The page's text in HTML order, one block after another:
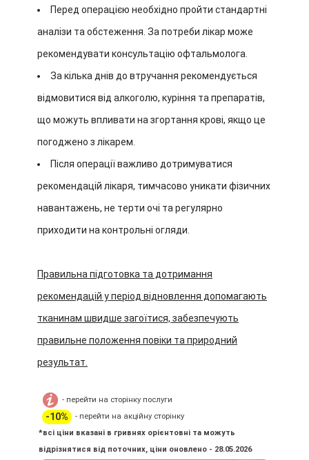
Перед операцією необхідно пройти стандартні
аналізи та обстеження. За потреби лікар може
рекомендувати консультацію офтальмолога.
За кілька днів до втручання рекомендується
відмовитися від алкоголю, куріння та препаратів,
що можуть впливати на згортання крові, якщо це
погоджено з лікарем.
Після операції важливо дотримуватися
рекомендацій лікаря, тимчасово уникати фізичних
навантажень, не терти очі та регулярно
приходити на контрольні огляди.
Правильна підготовка та дотримання
рекомендацій у період відновлення допомагають
тканинам швидше загоїтися, забезпечують
правильне положення повіки та природний
результат.
- перейти на сторінку послуги
-10%
- перейти на акційну сторінку
*всі ціни вказані в гривнях орієнтовні та можуть
відрізнятися від поточних, ціни оновлено - 28.05.2026